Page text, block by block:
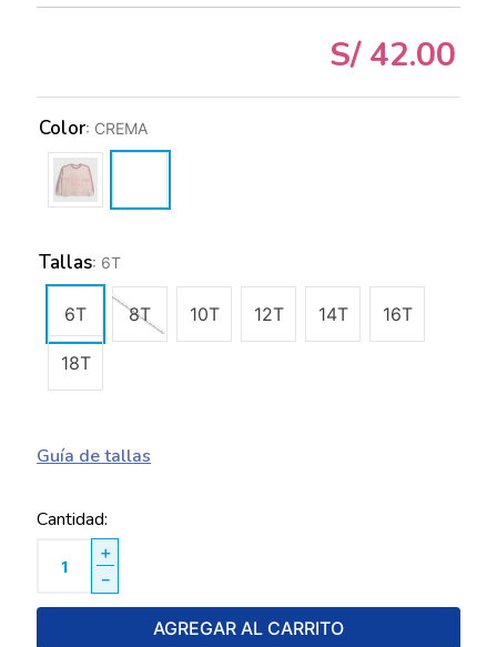
S/ 42.00
Tallas: 6T
6T 8T 10T 12T 14T 16T
18T
Color: CREMA
Guía de tallas
Cantidad
＋
－
AGREGAR AL CARRITO